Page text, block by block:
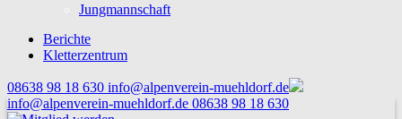
Jungmannschaft
Berichte
Kletterzentrum
08638 98 18 630 info@alpenverein-muehldorf.de
info@alpenverein-muehldorf.de 08638 98 18 630